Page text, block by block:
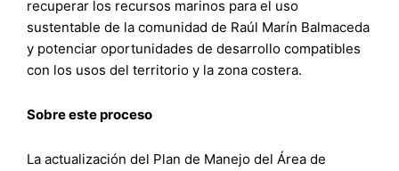
recuperar los recursos marinos para el uso
sustentable de la comunidad de Raúl Marín Balmaceda
y potenciar oportunidades de desarrollo compatibles
con los usos del territorio y la zona costera.
Sobre este proceso
La actualización del Plan de Manejo del Área de